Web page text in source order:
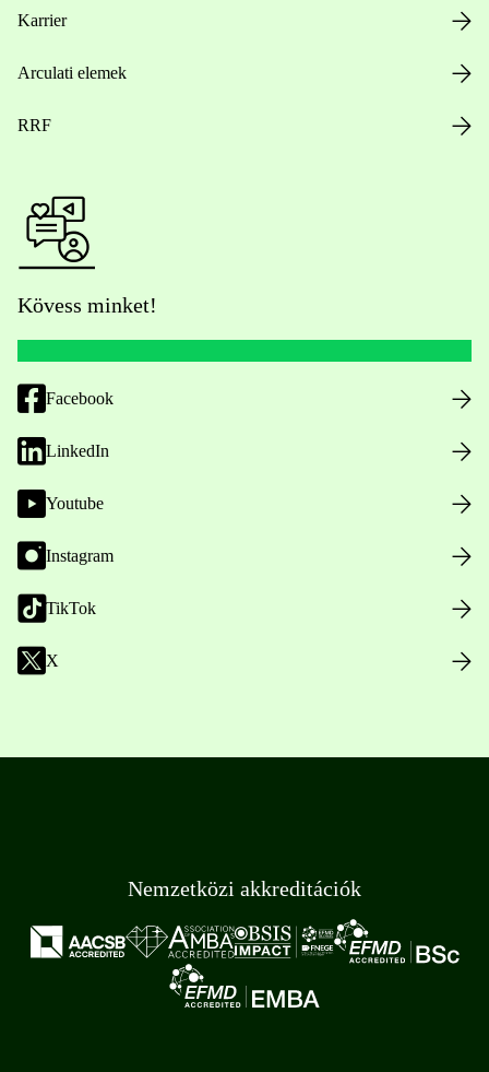
Karrier
Arculati elemek
RRF
Kövess minket!
Facebook
LinkedIn
Youtube
Instagram
TikTok
X
Nemzetközi akkreditációk